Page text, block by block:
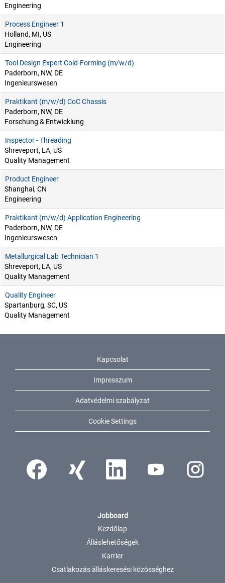
Engineering
Process Engineer 1
Holland, MI, US
Engineering
Tool Design Expert Cold-Forming (m/w/d)
Paderborn, NW, DE
Ingenieurswesen
Praktikant (m/w/d) CoC Chassis
Paderborn, NW, DE
Forschung & Entwicklung
Inspector - Threading
Shreveport, LA, US
Quality Management
Product Engineer
Shanghai, CN
Engineering
Praktikant (m/w/d) Application Engineering
Paderborn, NW, DE
Ingenieurswesen
Metallurgical Lab Technician 1
Shreveport, LA, US
Quality Management
Quality Engineer
Spartanburg, SC, US
Quality Management
Kapcsolat
Impresszum
Adatvédelmi szabályzat
Cookie Settings
Új fülön nyílik meg.Új fülön nyílik meg.Új fülön nyílik meg.Új fülön nyílik meg.
Új fülön
Jobboard
Kezdőlap
Álláslehetőségek
Karrier
Csatlakozás álláskeresési közösséghez